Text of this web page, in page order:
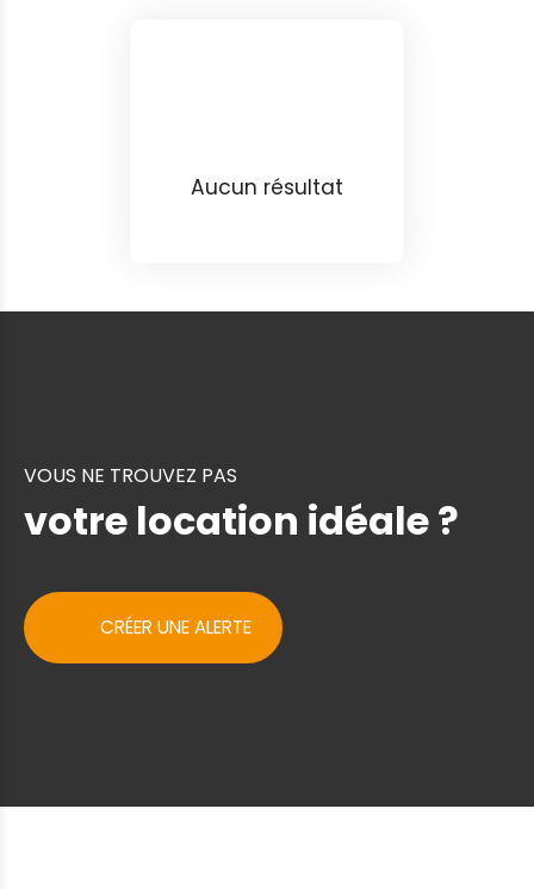
Aucun résultat
VOUS NE TROUVEZ PAS
votre location idéale ?
CRÉER UNE ALERTE